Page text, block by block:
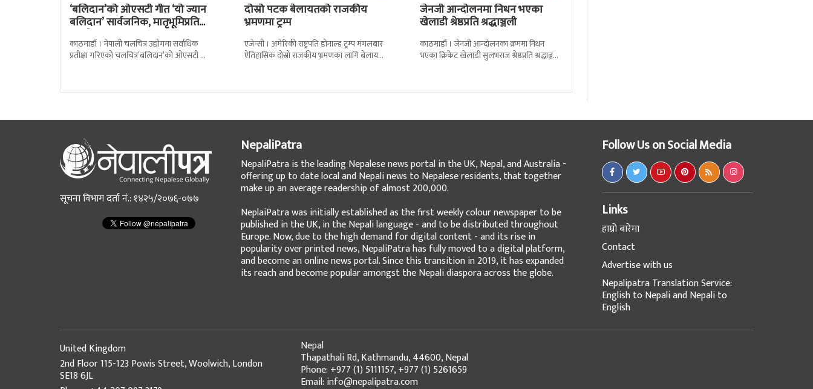
‘बलिदान’को ओएसटी गीत ‘यो ज्यान
बलिदान’ सार्वजनिक, मातृभूमिप्रति
पुत्रको भावनात्मक…
काठमाडौं । नेपाली चलचित्र उद्योगमा सर्वाधिक
प्रतीक्षा गरिएको चलचित्र’बलिदान’को ओएसटी गीत
दोस्रो पटक बेलायतको राजकीय
भ्रमणमा ट्रम्प
एजेन्सी । अमेरिकी राष्ट्रपति डोनाल्ड ट्रम्प मंगलबार
ऐतिहासिक दोस्रो राजकीय भ्रमणका लागि बेलायत
जेनजी आन्दोलनमा निधन भएका
खेलाडी श्रेष्ठप्रति श्रद्धाञ्जली
काठमाडौं । जेनजी आन्दोलनका क्रममा निधन
भएका क्रिकेट खेलाडी सुलभराज श्रेष्ठप्रति श्रद्धाञ्जली
सूचना विभाग दर्ता नं.: १४२५/२०७६-०७७
NepaliPatra
NepaliPatra is the leading Nepalese news portal in the UK, Nepal, and Australia -
offering up to date local and Nepali news to Nepalese residents, that together
make up an average readership of almost 200,000.
NeplaiPatra was initially established as the first weekly colour newspaper to be
published in the UK, in the Nepali language - and to be distributed throughout
Europe. Now, due to the high demand for digital content - and its rise in
popularity over printed news, NepaliPatra has fully moved to a digital platform,
and become an online news portal. Since this transition in 2019, it has expanded
its reach and become popular amongst the Nepali diaspora across the globe.
Follow Us on Social Media
Links
हाम्रो बारेमा
Contact
Advertise with us
Nepalipatra Translation Service:
English to Nepali and Nepali to
English
United Kingdom
2nd Floor 115-123 Powis Street, Woolwich, London
SE18 6JL
Nepal
Thapathali Rd, Kathmandu, 44600, Nepal
Phone: +977 (1) 5111157, +977 (1) 5261659
Email: info@nepalipatra.com